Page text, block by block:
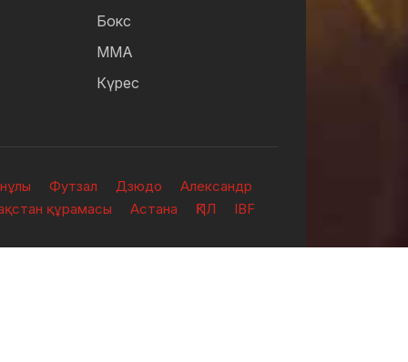
Бокс
ММА
Күрес
Футзал Дзюдо
Александр
құрамасы
Астана ҚПЛ IBF